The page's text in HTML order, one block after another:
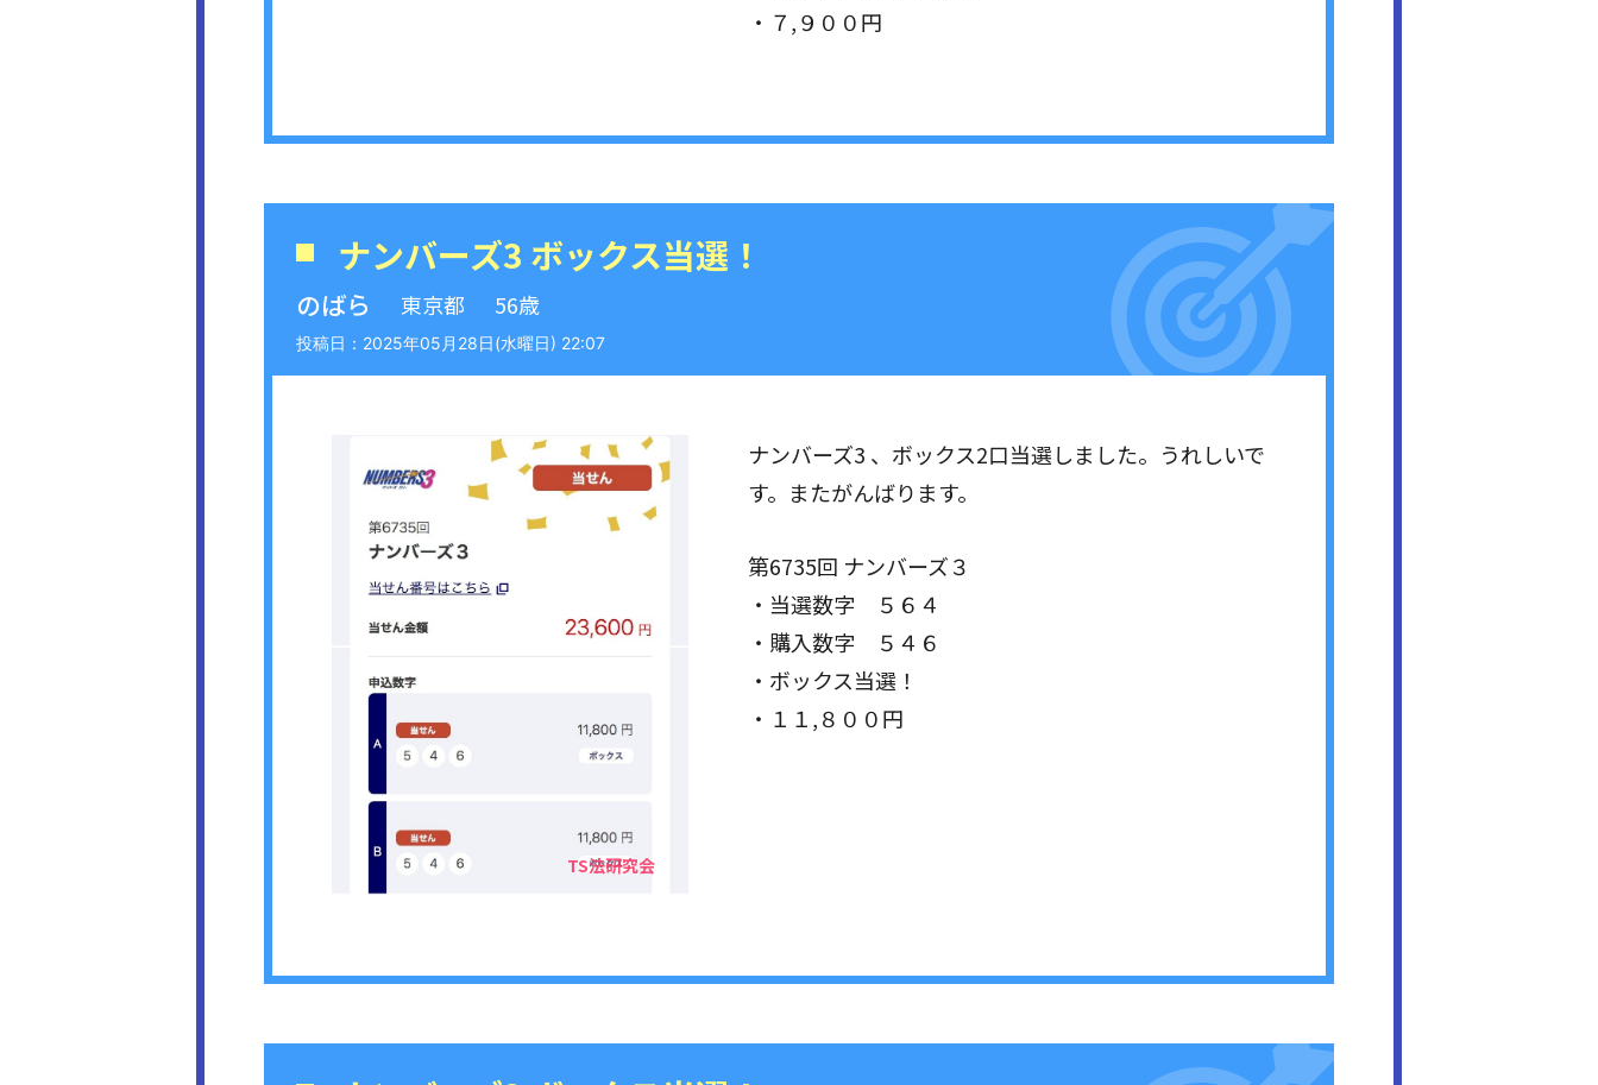
・７,９００円
ナンバーズ3 ボックス当選！
のばら 東京都 56歳
2025年05月28日(水曜日) 22:07
ナンバーズ3 、ボックス2口当選しました。うれしいで
す。またがんばります。
第6735回 ナンバーズ３
・当選数字 ５６４
・購入数字 ５４６
・ボックス当選！
・１１,８００円